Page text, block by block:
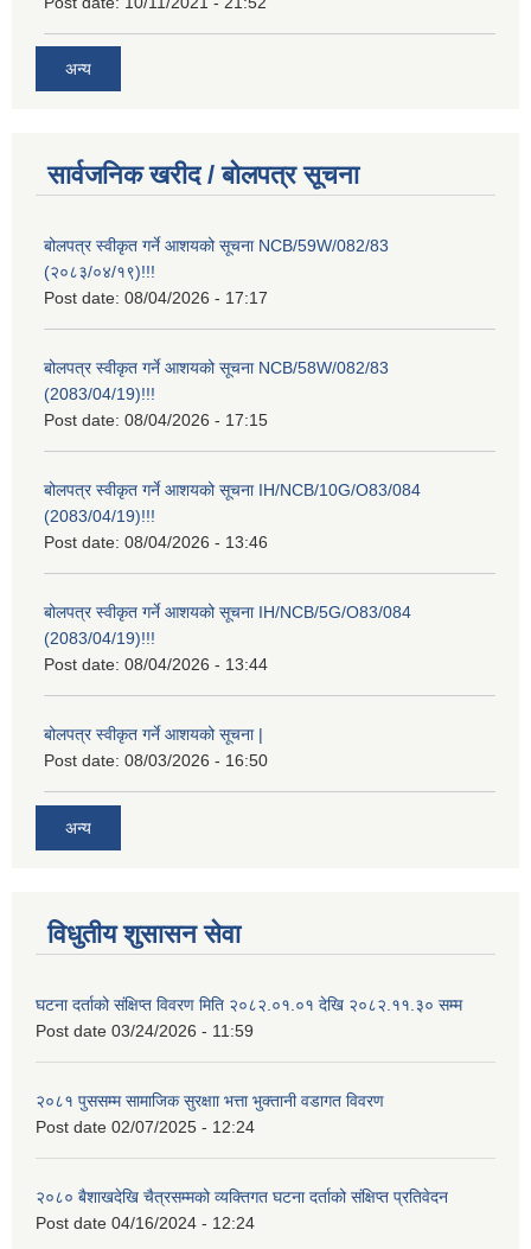
अन्य
सार्वजनिक खरीद / बोलपत्र सूचना
बोलपत्र स्वीकृत गर्ने आशयको सूचना NCB/59W/082/83
(२०८३/०४/१९)!!!
Post date: 08/04/2026 - 17:17
बोलपत्र स्वीकृत गर्ने आशयको सूचना NCB/58W/082/83
(2083/04/19)!!!
Post date: 08/04/2026 - 17:15
बोलपत्र स्वीकृत गर्ने आशयको सूचना IH/NCB/10G/O83/084
(2083/04/19)!!!
Post date: 08/04/2026 - 13:46
बोलपत्र स्वीकृत गर्ने आशयको सूचना IH/NCB/5G/O83/084
(2083/04/19)!!!
Post date: 08/04/2026 - 13:44
बोलपत्र स्वीकृत गर्ने आशयको सूचना |
Post date: 08/03/2026 - 16:50
अन्य
विधुतीय शुसासन सेवा
घटना दर्ताको संक्षिप्त विवरण मिति २०८२.०१.०१ देखि २०८२.११.३० सम्म
Post date 03/24/2026 - 11:59
२०८१ पुससम्म सामाजिक सुरक्षाा भत्ता भुक्तानी वडागत विवरण
Post date 02/07/2025 - 12:24
२०८० बैशाखदेखि चैत्रसम्मको व्यक्तिगत घटना दर्ताको संक्षिप्त प्रतिवेदन
Post date 04/16/2024 - 12:24